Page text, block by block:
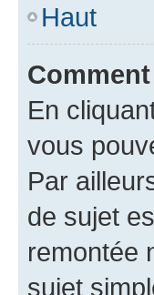
Haut
En
vous
Par
de sujet
remontée
sujet